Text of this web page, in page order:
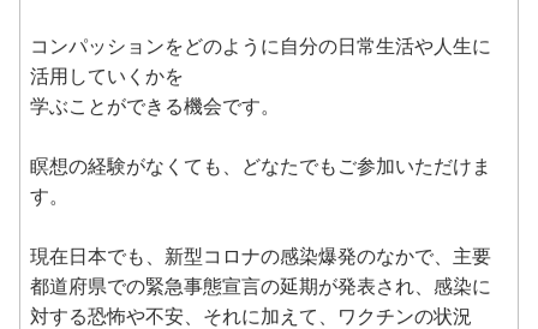
コンパッションをどのように自分の日常生活や人生に
活用していくかを
学ぶことができる機会です。
瞑想の経験がなくても、どなたでもご参加いただけま
す。
現在日本でも、新型コロナの感染爆発のなかで、主要
都道府県での緊急事態宣言の延期が発表され、感染に
対する恐怖や不安、それに加えて、ワクチンの状況